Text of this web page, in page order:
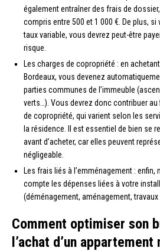
également entraîner des frais de
compris entre 500 et 1 000 €. De plus,
taux variable, vous devrez peut-être
risque.
Les charges de copropriété : en
Bordeaux, vous devenez
parties communes de l’immeuble
verts…). Vous devrez donc contribuer
de copropriété, qui varient selon les
la résidence. Il est essentiel de bien se
avant d’acheter, car elles peuvent
négligeable.
Les frais liés à l’emménagement : enfin,
compte les dépenses liées à votre
(déménagement, aménagement, travaux
Comment optimiser son
l’achat d’un